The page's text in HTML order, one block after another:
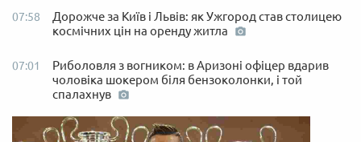
07:58
Дорожче за Київ і Львів: як Ужгород став столицею
космічних цін на оренду житла
07:01
Риболовля з вогником: в Аризоні офіцер вдарив
чоловіка шокером біля бензоколонки, і той
спалахнув